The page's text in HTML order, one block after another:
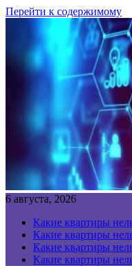
Перейти к содержимому
6 августа, 2026
Какие квартиры
Какие квартиры
Какие квартиры
Какие квартиры